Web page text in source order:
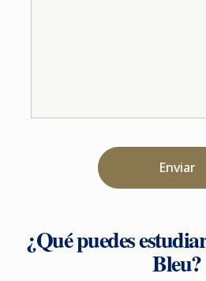
Enviar
¿Qué puedes
Bleu?